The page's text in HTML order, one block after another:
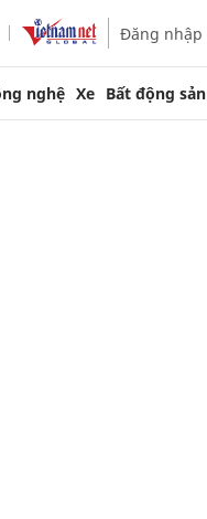
Đăng nhập
nghệ Xe Bất động sản